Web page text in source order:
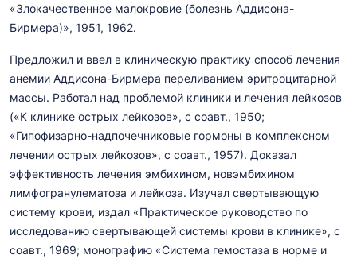
«Злокачественное малокровие (болезнь Аддисона-
Бирмера)», 1951, 1962.
Предложил и ввел в клиническую практику способ лечения
анемии Аддисона-Бирмера переливанием эритроцитарной
массы. Работал над проблемой клиники и лечения лейкозов
(«К клинике острых лейкозов», с соавт., 1950;
«Гипофизарно-надпочечниковые гормоны в комплексном
лечении острых лейкозов», с соавт., 1957). Доказал
эффективность лечения эмбихином, новэмбихином
лимфогранулематоза и лейкоза. Изучал свертывающую
систему крови, издал «Практическое руководство по
исследованию свертывающей системы крови в клинике», с
соавт., 1969; монографию «Система гемостаза в норме и